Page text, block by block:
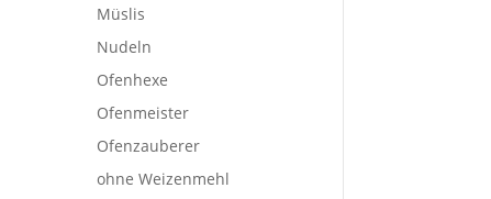
Müslis
Nudeln
Ofenhexe
Ofenmeister
Ofenzauberer
ohne Weizenmehl